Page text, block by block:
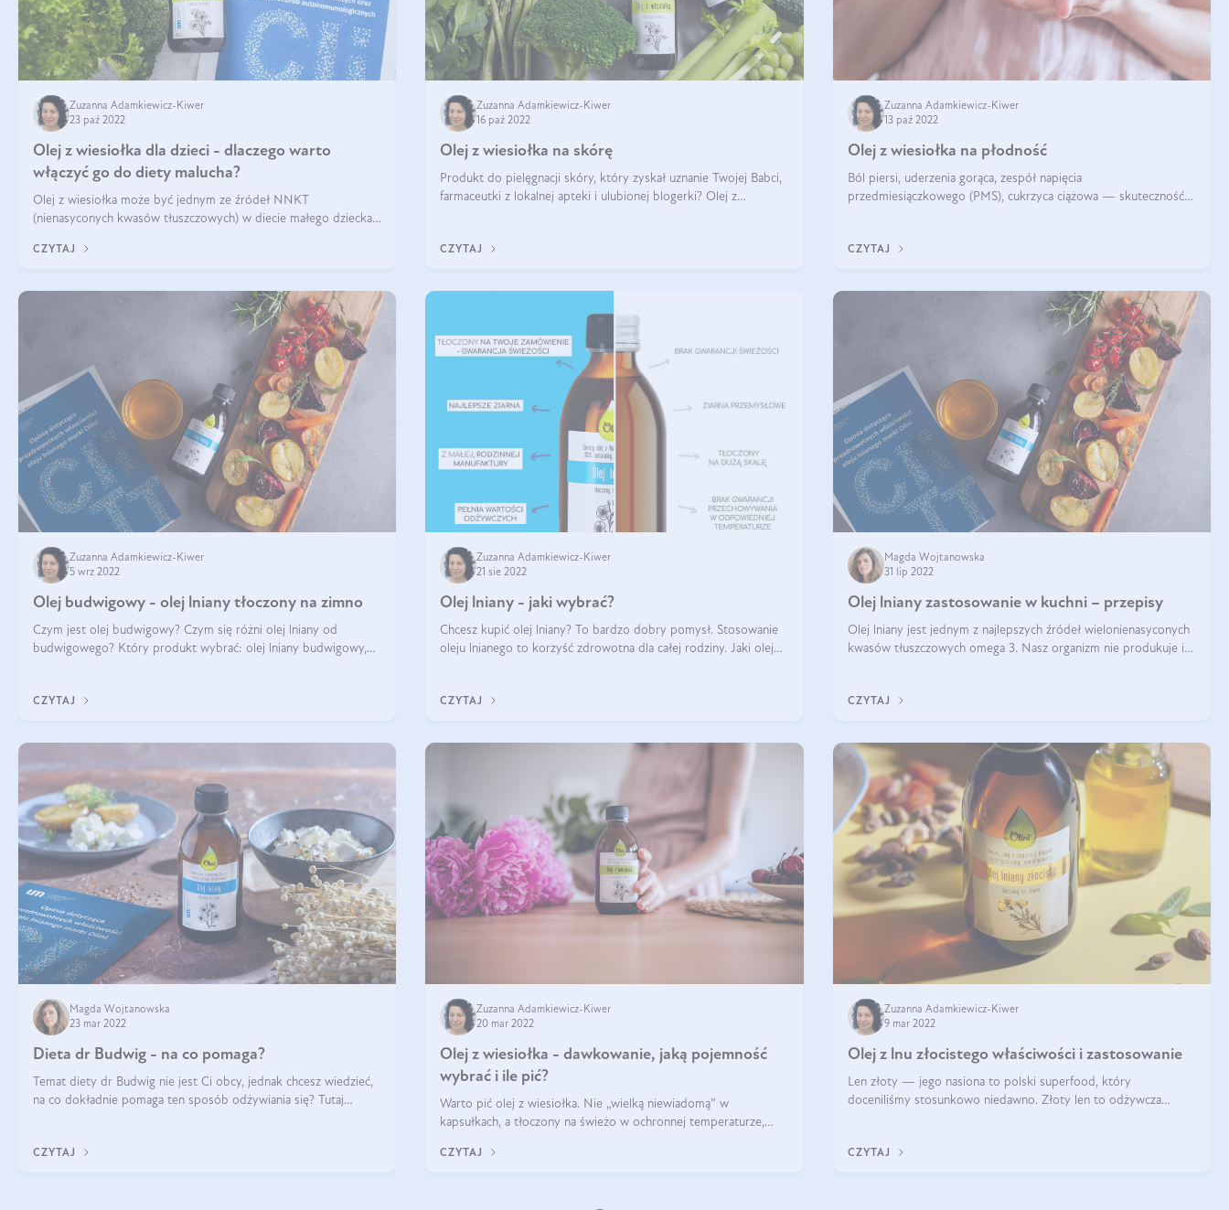
Zuzanna Adamkiewicz-Kiwer
23 paź 2022
Olej z wiesiołka dla dzieci - dlaczego warto
włączyć go do diety malucha?
Olej z wiesiołka może być jednym ze źródeł NNKT
(nienasyconych kwasów tłuszczowych) w diecie małego dziecka.
przypadku problemów z odporno
CZYTAJ
Zuzanna Adamkiewicz-Kiwer
16 paź 2022
Olej z wiesiołka na skórę
Produkt do pielęgnacji skóry, który zyskał uznanie Twojej Babci,
farmaceutki z lokalnej apteki i ulubionej blogerki? Olej z
CZYTAJ
Zuzanna Adamkiewicz-Kiwer
13 paź 2022
Olej z wiesiołka na płodność
Ból piersi, uderzenia gorąca, zespół napięcia
przedmiesiączkowego (PMS), cukrzyca ciążowa — skuteczność
CZYTAJ
Zuzanna Adamkiewicz-Kiwer
5 wrz 2022
Olej budwigowy - olej lniany tłoczony na zimno
Czym jest olej budwigowy? Czym się różni olej lniany od
budwigowego? Który produkt wybrać: olej lniany budwigowy,
CZYTAJ
Zuzanna Adamkiewicz-Kiwer
21 sie 2022
Olej lniany - jaki wybrać?
Chcesz kupić olej lniany? To bardzo dobry pomysł. Stosowanie
oleju lnianego to korzyść zdrowotna dla całej rodziny. Jaki olej
CZYTAJ
Magda Wojtanowska
31 lip 2022
Olej lniany zastosowanie w kuchni – przepisy
Olej lniany jest jednym z najlepszych źródeł wielonienasyconych
kwasów tłuszczowych omega 3. Nasz organizm nie produkuje ich
CZYTAJ
Magda Wojtanowska
23 mar 2022
Dieta dr Budwig - na co pomaga?
Temat diety dr Budwig nie jest Ci obcy, jednak chcesz wiedzieć,
na co dokładnie pomaga ten sposób odżywiania się? Tutaj
CZYTAJ
Zuzanna Adamkiewicz-Kiwer
20 mar 2022
Olej z wiesiołka - dawkowanie, jaką pojemność
wybrać i ile pić?
Warto pić olej z wiesiołka. Nie „wielką niewiadomą” w
kapsułkach, a tłoczony na świeżo w ochronnej temperaturze,
Olini, dowiecie się, dl
CZYTAJ
Zuzanna Adamkiewicz-Kiwer
9 mar 2022
Olej z lnu złocistego właściwości i zastosowanie
Len złoty — jego nasiona to polski superfood, który
doceniliśmy stosunkowo niedawno. Złoty len to odżywcza
CZYTAJ